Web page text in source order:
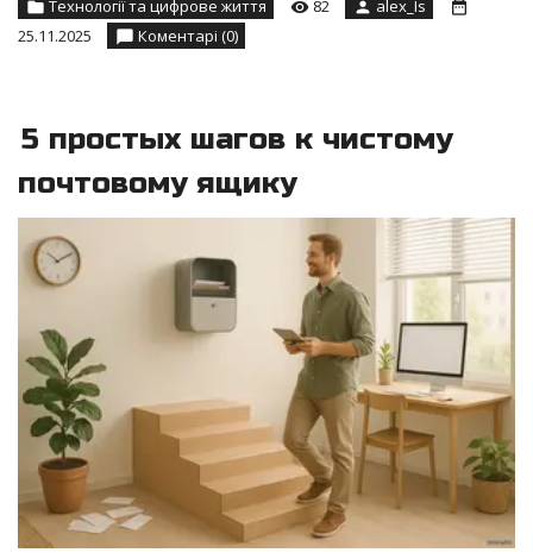
Технології та цифрове життя 82
alex_Is
25.11.2025
Коментарі (0)
5 простых шагов к чистому
почтовому ящику